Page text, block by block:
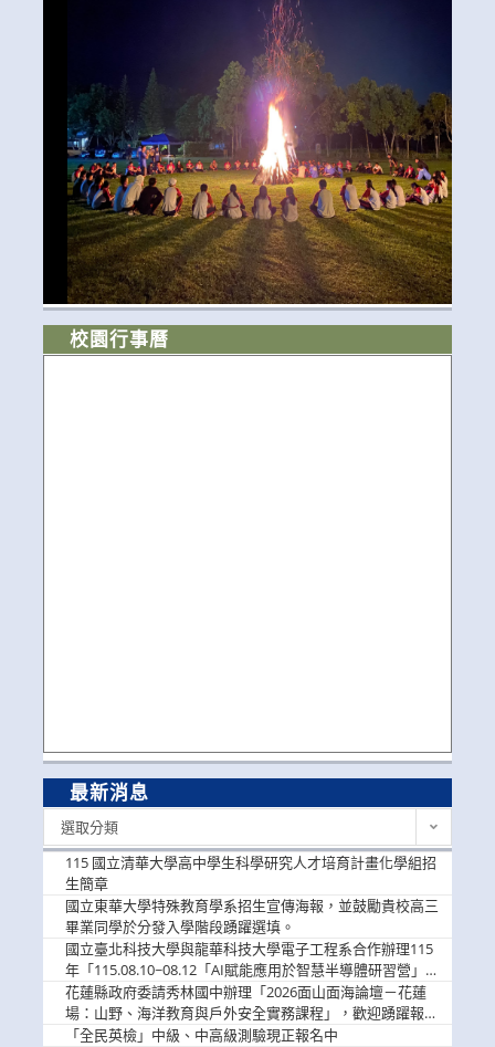
校園行事曆
最新消息
選取分類
115 國立清華大學高中學生科學研究人才培育計畫化學組招
生簡章
國立東華大學特殊教育學系招生宣傳海報，並鼓勵貴校高三
畢業同學於分發入學階段踴躍選填。
國立臺北科技大學與龍華科技大學電子工程系合作辦理115
年「115.08.10~08.12「AI賦能應用於智慧半導體研習營」，
歡迎學生踴躍報名參加
花蓮縣政府委請秀林國中辦理「2026面山面海論壇－花蓮
場：山野、海洋教育與戶外安全實務課程」，歡迎踴躍報名
參加
「全民英檢」中級、中高級測驗現正報名中